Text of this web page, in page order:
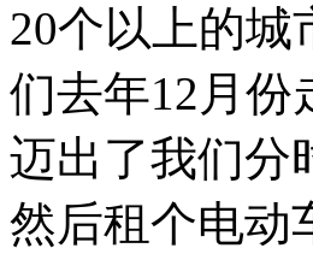
20个以上的城
们去年12月份
迈出了我们分
然后租个电动